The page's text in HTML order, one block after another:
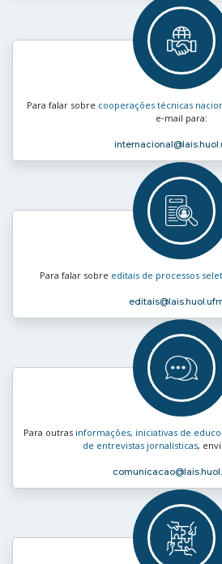
Para falar sobre cooperações técnicas
e‑mail para:
internacional
Para falar sobre editais de processos
editais
Para outras informações, iniciativas de
de entrevistas jornalísticas,
comunicacao